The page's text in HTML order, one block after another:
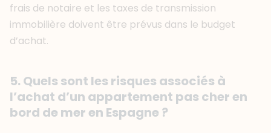
frais de notaire et les taxes de transmission
immobilière doivent être prévus dans le budget
d’achat.
5. Quels sont les risques associés à
l’achat d’un appartement pas cher en
bord de mer en Espagne ?